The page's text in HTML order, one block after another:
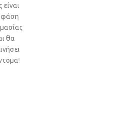
είναι
φάση
θα